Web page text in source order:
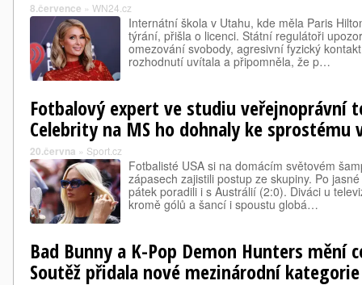
8.července » WN24.cz
Internátní škola v Utahu, kde měla Paris
týrání, přišla o licenci. Státní regulátoři
omezování svobody, agresivní fyzický
rozhodnutí uvítala a připomněla, že p…
Fotbalový expert ve studiu veřejnoprávní
Celebrity na MS ho dohnaly ke sprostému
20.června » Sport.cz
Fotbalisté USA si na domácím světovém
zápasech zajistili postup ze skupiny. Po
pátek poradili i s Austrálií (2:0). Diváci u
kromě gólů a šancí i spoustu globá…
Bad Bunny a K-Pop Demon Hunters mění
Soutěž přidala nové mezinárodní kategorie